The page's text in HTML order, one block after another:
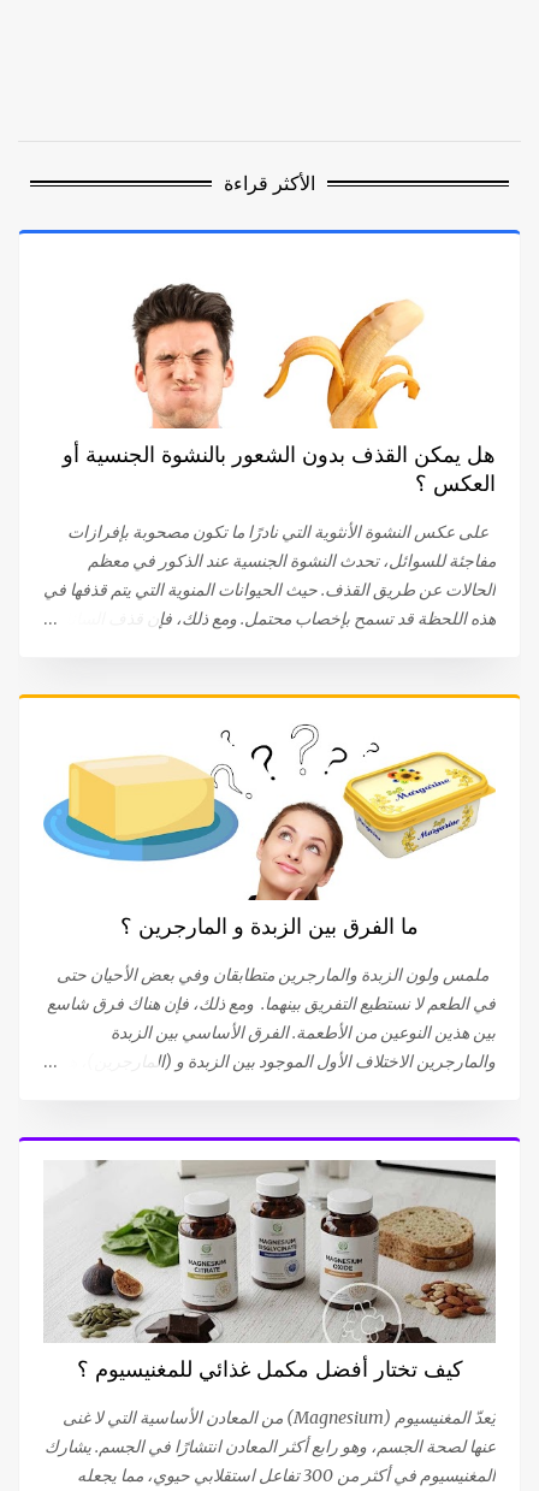
الأكثر قراءة
هل يمكن القذف بدون الشعور بالنشوة الجنسية أو
العكس ؟
على عكس النشوة الأنثوية التي نادرًا ما تكون مصحوبة بإفرازات
مفاجئة للسوائل، تحدث النشوة الجنسية عند الذكور في معظم
الحالات عن طريق القذف. حيث الحيوانات المنوية التي يتم قذفها في
هذه اللحظة قد تسمح بإخصاب محتمل. ومع ذلك، فإن قذف السائل
القذف، التي تحدث عند بعض الرجال الذين يحدث القذف والنشوة
الجنسية لديهم حتى قبل الإيلاج أو بعده بسرعة كبيرة. القذف
التلقائي هو ظاهرة مرضية تؤثر على العديد من الأشخاص. غالبًا ما
تلعب الحالة النفسية للشخص دورًا مهمًا. يعد القلق والتوتر من أهم
أسباب القذف بدون النشوة الجنسية. من المحتمل أيضًا أن الذهاب
إلى المرحاض أو ملامسة الحشفة للملابس قد تؤدي إلى حدوث
القذف التلقائي. 81٪ من الرجال الذين يعانون من هذا النوع من
القذف لا يشعرون بالمتعة أثناء حدوثه. بينما تعترف النسبة المتبقية
(19 ٪) بشعورهم بالنشوة، (ولكنها أقل من تلك التي تحدث أثناء
الإتصال الجنسي المرغوب فيه)، أو تقلصات تحت الحوض التي تحدث
أثناء النشوة الجنسية. يمكن أن تؤدي...
ما الفرق بين الزبدة و المارجرين ؟
ملمس ولون الزبدة والمارجرين متطابقان وفي بعض الأحيان حتى
في الطعم لا نستطيع التفريق بينهما. ومع ذلك، فإن هناك فرق شاسع
بين هذين النوعين من الأطعمة. الفرق الأساسي بين الزبدة
والمارجرين الاختلاف الأول الموجود بين الزبدة و (المارجرين)، هو
مكونات . يتم استخلاص الزبدة من الدهون الموجودة في الحليب.
لذلك فهي دهون حيوانية. أما (المارجرين) فهي مصنوعة من الدهون
النباتية، من زيت اللفت (الكولزا) أو زيت عباد الشمس . ما يجب أن
تعرفه عن زبدة حليب البقر يبدأ إنتاج الزبدة بجمع الحليب. بعد تبريده
لفصل الكريمة عن الحليب، يتم تسخين الكريمة بعد ذلك لإزالة
الرطوبة الزائدة. ثم يتم تقليب هذه الكريمة السميكة أو رجِّها أو
ضربها ميكانيكيًا حتى تتحول إلى حبوب من الزبدة و مصل اللبن
(Whey). يتم بعد ذلك فصل الزبدة عن مصل اللبن وغسلها بالماء
البارد لإزالة بقايا مصل اللبن. هذه العملية الفيزيائية تستخرج الدهون
من الحليب، وتنتج الزبدة التي نعرفها. هذه الزبدة م...
كيف تختار أفضل مكمل غذائي للمغنيسيوم ؟
يُعدّ المغنيسيوم (Magnesium) من المعادن الأساسية التي لا غنى
عنها لصحة الجسم، وهو رابع أكثر المعادن انتشارًا في الجسم. يشارك
المغنيسيوم في أكثر من 300 تفاعل استقلابي حيوي، مما يجعله